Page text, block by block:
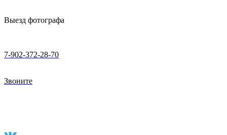
Выезд фотографа
7-902-372-28-70
Звоните